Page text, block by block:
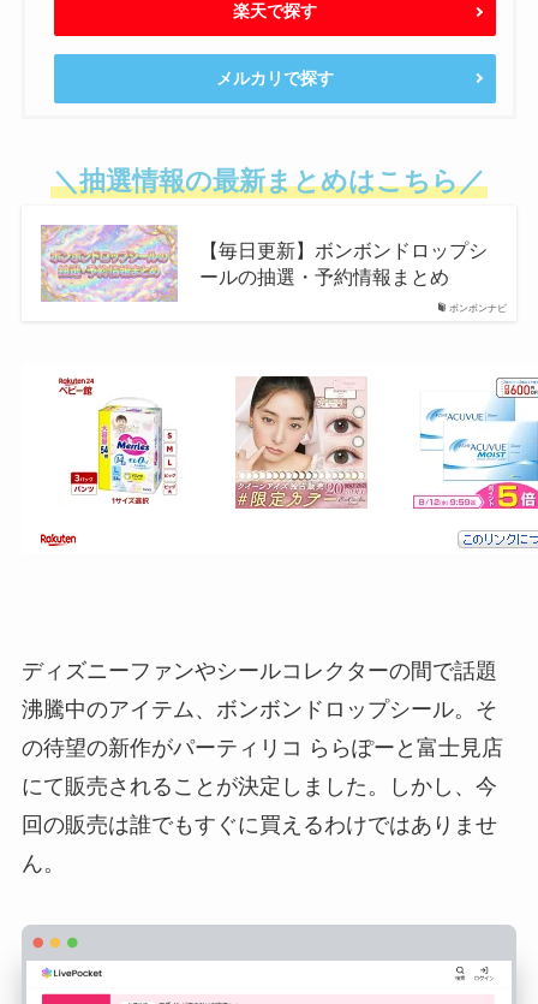
楽天で探す
メルカリで探す
＼抽選情報の最新まとめはこちら／
ボンボンナビ
【毎日更新】ボンボンドロップシ
ールの抽選・予約情報まとめ
ディズニーファンやシールコレクターの間で話題
沸騰中のアイテム、ボンボンドロップシール。そ
の待望の新作がパーティリコ ららぽーと富士見店
にて販売されることが決定しました。しかし、今
回の販売は誰でもすぐに買えるわけではありませ
ん。